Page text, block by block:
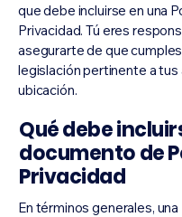
que debe incluirse en una
Privacidad. Tú eres
asegurarte de que
legislación pertinente a
ubicación.
Qué debe
documento de
Privacidad
En términos generales, una